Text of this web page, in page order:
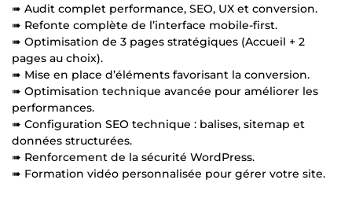
➠ Audit complet performance, SEO, UX et conversion.
➠ Refonte complète de l’interface mobile-first.
➠ Optimisation de 3 pages stratégiques (Accueil + 2
pages au choix).
➠ Mise en place d’éléments favorisant la conversion.
➠ Optimisation technique avancée pour améliorer les
performances.
➠ Configuration SEO technique : balises, sitemap et
données structurées.
➠ Renforcement de la sécurité WordPress.
➠ Formation vidéo personnalisée pour gérer votre site.